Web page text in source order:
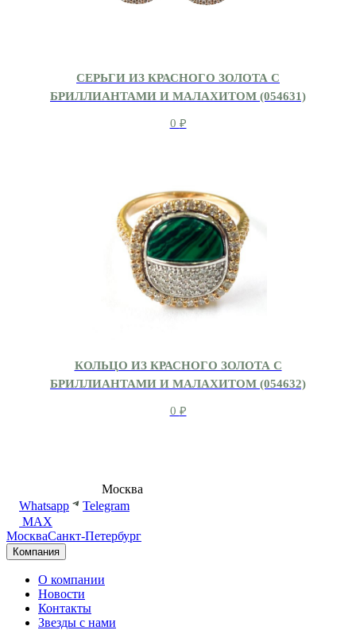
СЕРЬГИ ИЗ КРАСНОГО ЗОЛОТА С
БРИЛЛИАНТАМИ И МАЛАХИТОМ (054631)
0 ₽
КОЛЬЦО ИЗ КРАСНОГО ЗОЛОТА С
БРИЛЛИАНТАМИ И МАЛАХИТОМ (054632)
0 ₽
Москва
Whatsapp
Telegram
MAX
МоскваСанкт-Петербург
Компания
О компании
Новости
Контакты
Звезды с нами